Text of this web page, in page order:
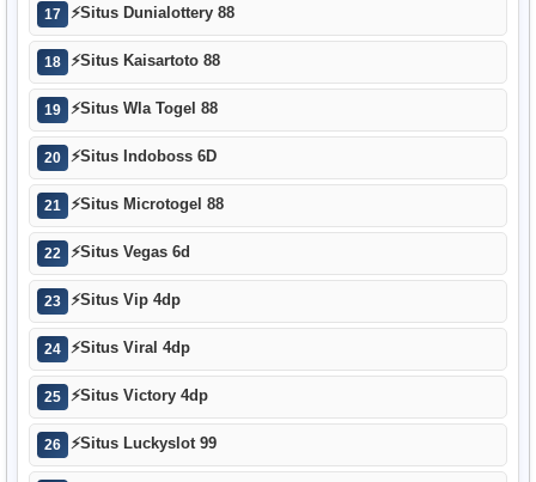
17 ⚡Situs Dunialottery 88
18 ⚡Situs Kaisartoto 88
19 ⚡Situs Wla Togel 88
20 ⚡Situs Indoboss 6D
21 ⚡Situs Microtogel 88
22 ⚡Situs Vegas 6d
23 ⚡Situs Vip 4dp
24 ⚡Situs Viral 4dp
25 ⚡Situs Victory 4dp
26 ⚡Situs Luckyslot 99